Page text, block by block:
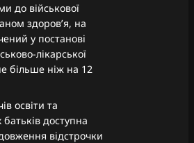
до військової
здоров’я, на
у постанові
лікарської
більше ніж на 12
освіти та
батьків доступна
відстрочки